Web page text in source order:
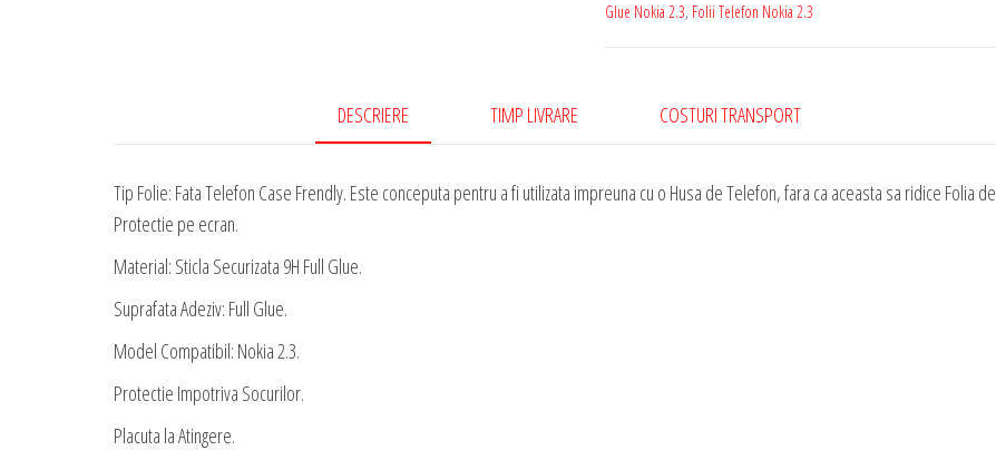
Glue Nokia 2.3, Folii Telefon Nokia 2.3
DESCRIERE TIMP LIVRARE COSTURI TRANSPORT
Tip Folie: Fata Telefon Case Frendly. Este conceputa pentru a fi utilizata impreuna cu o Husa de Telefon, fara ca aceasta sa ridice Folia de
Protectie pe ecran.
Material: Sticla Securizata 9H Full Glue.
Suprafata Adeziv: Full Glue.
Model Compatibil: Nokia 2.3.
Protectie Impotriva Socurilor.
Placuta la Atingere.